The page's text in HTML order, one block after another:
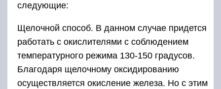
следующие:
Щелочной способ. В данном случае придется
работать с окислителями с соблюдением
температурного режима 130-150 градусов.
Благодаря щелочному оксидированию
осуществляется окисление железа. Но с этим